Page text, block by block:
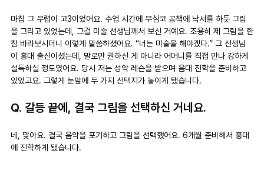
마침 그 무렵이 고3이었어요. 수업 시간에 무심코 공책에 낙서를 하듯 그림
을 그리고 있었는데, 그걸 미술 선생님께서 보신 거예요. 조용히 제 그림을 한
참 바라보시더니 이렇게 말씀하셨어요. “너는 미술을 해야겠다.” 그 선생님
이 홍대 출신이셨는데, 말로만 권하신 게 아니라 어머니를 직접 만나 강하게
설득하실 정도였어요. 당시 저는 성악 레슨을 받으며 음대 진학을 준비하고
있었고요. 그렇게 눈앞에 두 가지 선택지가 놓이게 됐습니다.
Q. 갈등 끝에, 결국 그림을 선택하신 거네요.
네, 맞아요. 결국 음악을 포기하고 그림을 선택했어요. 6개월 준비해서 홍대
에 진학하게 됐습니다.